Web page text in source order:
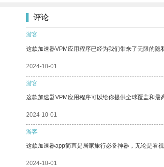
评论
游客
这款加速器VPM应用程序已经为我们带来了无限的隐
2024-10-01
游客
这款加速器VPM应用程序可以给你提供全球覆盖和最
2024-10-01
游客
这款加速器app简直是居家旅行必备神器，无论是看
2024-10-01